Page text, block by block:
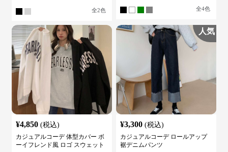
¥4,850 (税込)
カジュアルコーデ 体型カバー ボ
ーイフレンド風 ロゴ スウェット
全 色
¥3,300 (税込)
カジュアルコーデ ロールアップ
裾デニムパンツ